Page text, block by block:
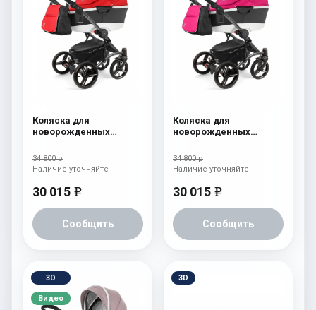
Коляска для
новорожденных
(шасси Graphite) Red
34 800 р
30 015 e
Сообщить
Наличие уточняйте
Коляска для
новорожденных
(шасси Graphite)
Camellia
34 800 р
30 015 e
Сообщить
Наличие уточняйте
3D
Видео
3D